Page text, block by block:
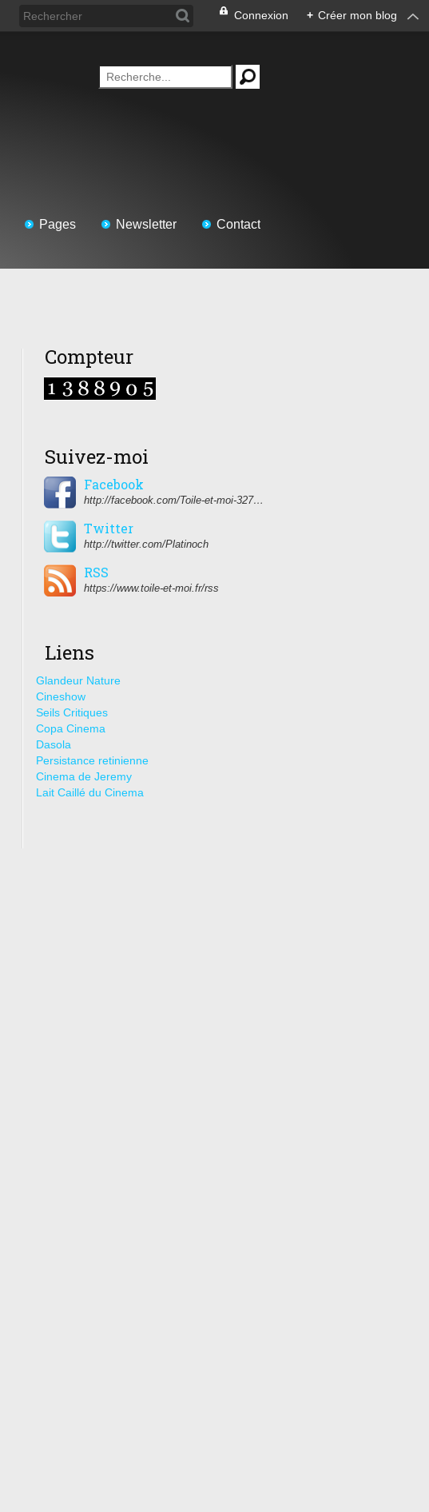
Connexion + Créer mon blog
Pages Newsletter Contact
Compteur
Suivez-moi
Facebook
http://facebook.com/Toile-et-moi-327459350627274/
Twitter
http://twitter.com/Platinoch
RSS
https://www.toile-et-moi.fr/rss
Liens
Glandeur Nature
Cineshow
Seils Critiques
Copa Cinema
Dasola
Persistance retinienne
Cinema de Jeremy
Lait Caillé du Cinema